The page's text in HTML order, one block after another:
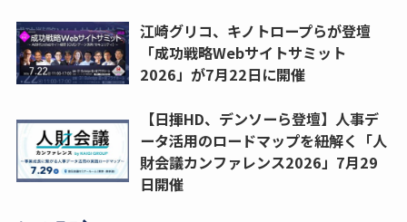
江崎グリコ、キノトロープらが登壇
「成功戦略Webサイトサミット
2026」が7月22日に開催
【日揮HD、デンソーら登壇】人事デ
ータ活用のロードマップを紐解く「人
財会議カンファレンス2026」7月29
日開催